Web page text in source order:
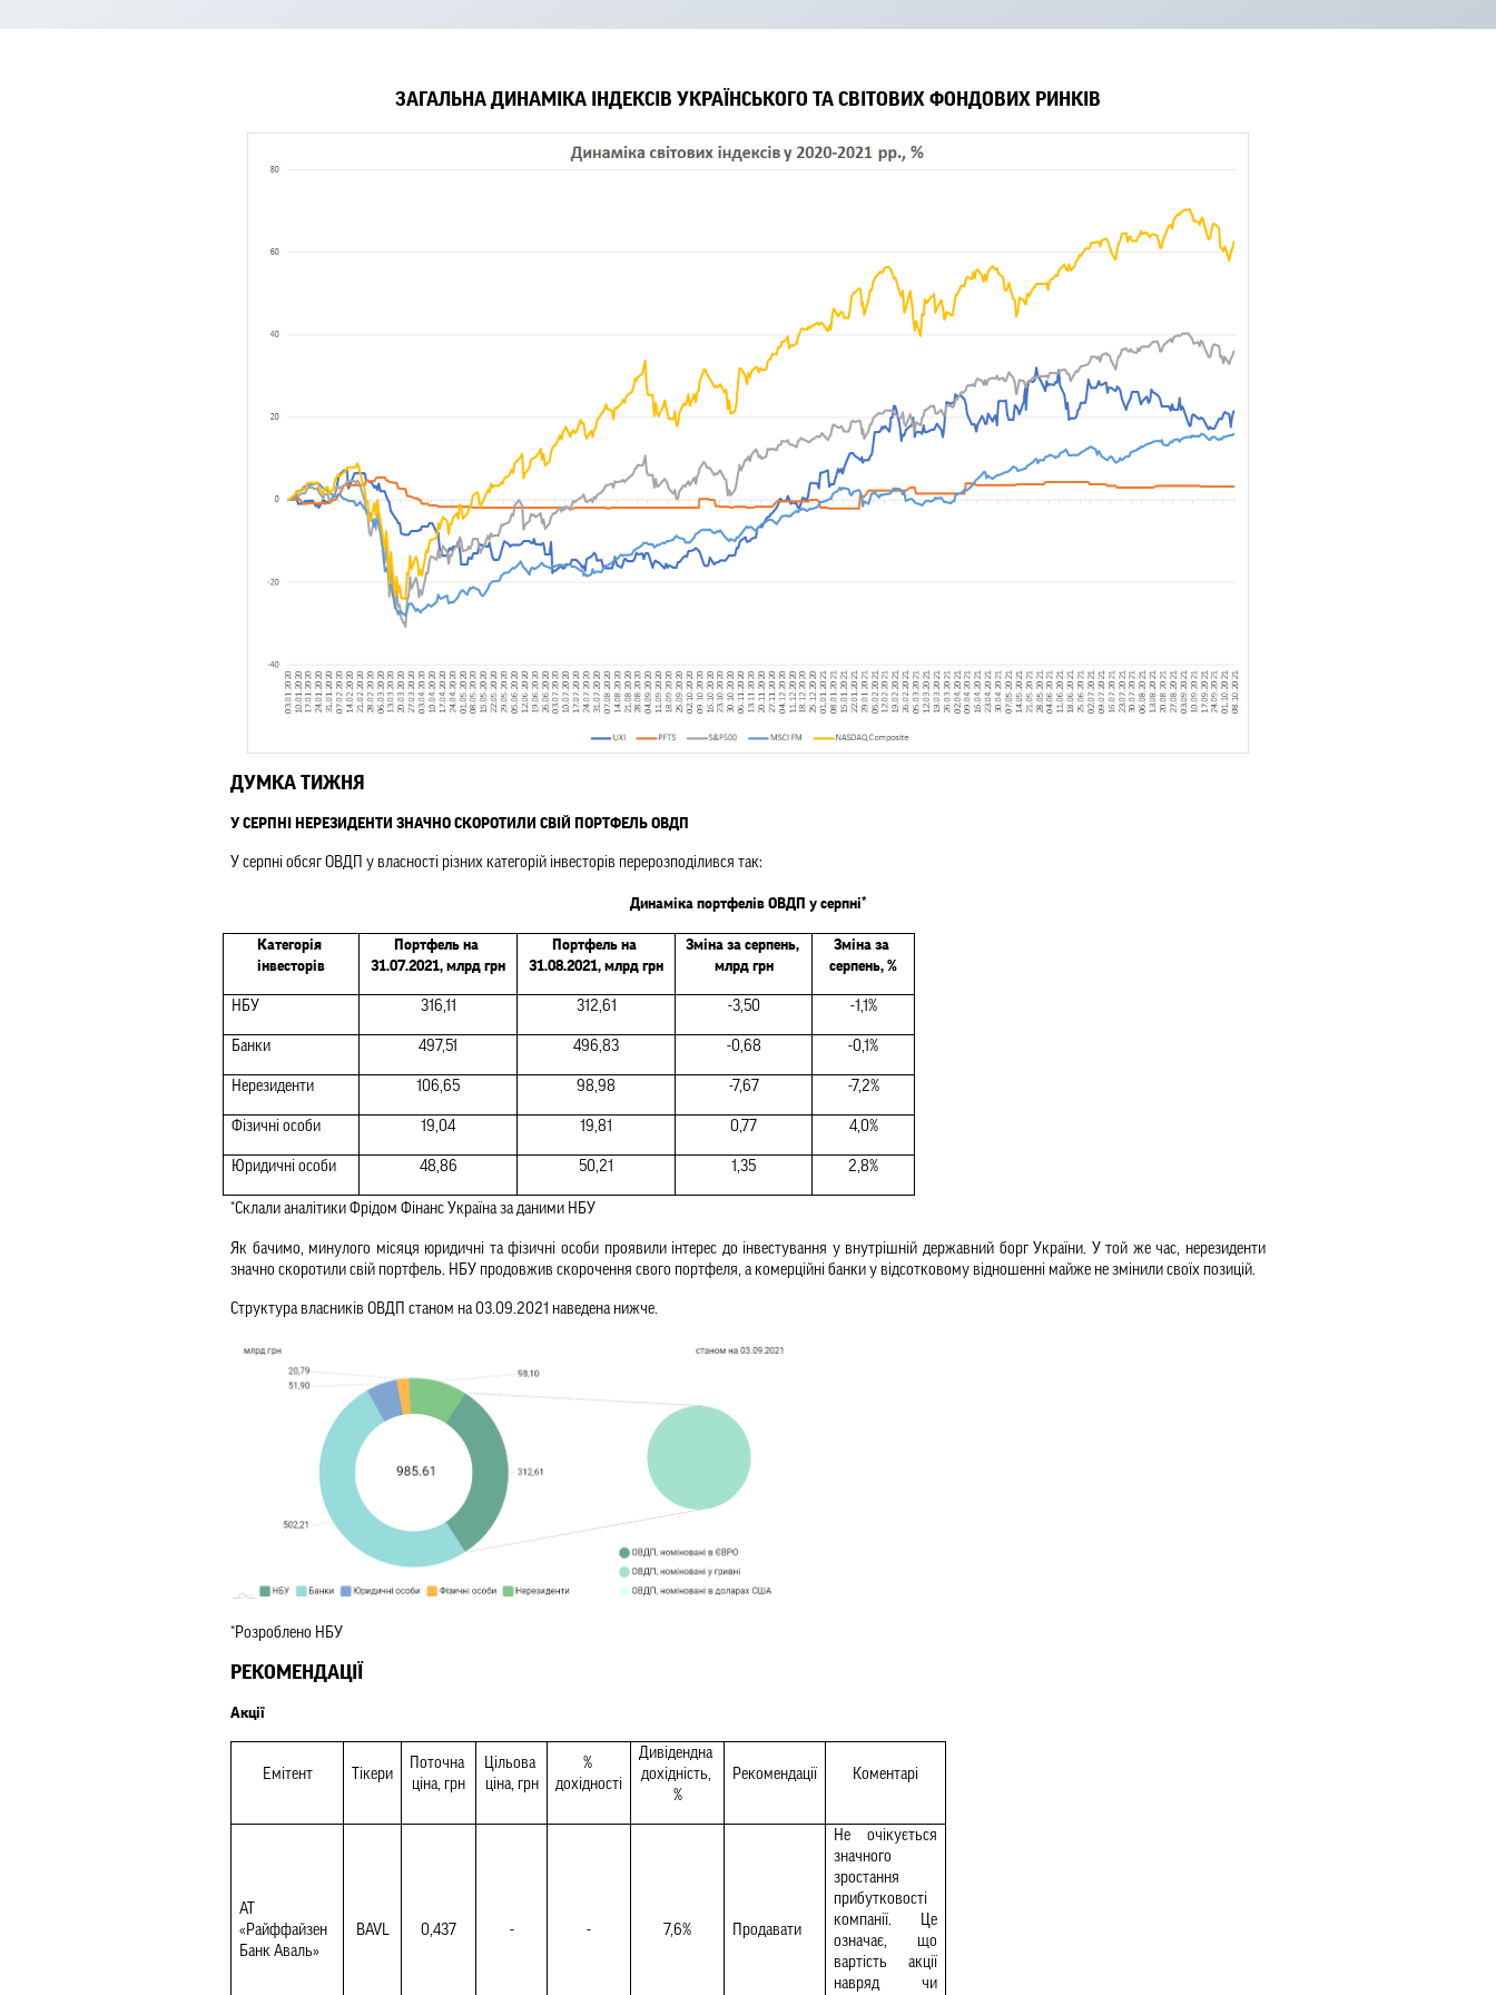
ЗАГАЛЬНА ДИНАМІКА ІНДЕКСІВ УКРАЇНСЬКОГО ТА СВІТОВИХ ФОНДОВИХ РИНКІВ
ДУМКА ТИЖНЯ
У СЕРПНІ НЕРЕЗИДЕНТИ ЗНАЧНО СКОРОТИЛИ СВІЙ ПОРТФЕЛЬ ОВДП
У серпні обсяг ОВДП у власності різних категорій інвесторів перерозподілився так:
Динаміка портфелів ОВДП у серпні*
Категорія
інвесторів
Портфель на
31.07.2021, млрд грн
Портфель на
31.08.2021, млрд грн
Зміна за серпень,
млрд грн
Зміна за
серпень, %
НБУ 316,11 312,61 -3,50 -1,1%
Банки 497,51 496,83 -0,68 -0,1%
Нерезиденти 106,65 98,98 -7,67 -7,2%
Фізичні особи 19,04 19,81 0,77 4,0%
Юридичні особи 48,86 50,21 1,35 2,8%
*Склали аналітики Фрідом Фінанс Україна за даними НБУ
Як бачимо, минулого місяця юридичні та фізичні особи проявили інтерес до інвестування у внутрішній державний борг України. У той же час, нерезиденти
значно скоротили свій портфель. НБУ продовжив скорочення свого портфеля, а комерційні банки у відсотковому відношенні майже не змінили своїх позицій.
Структура власників ОВДП станом на 03.09.2021 наведена нижче.
*Розроблено НБУ
РЕКОМЕНДАЦІЇ
Акції
Емітент Тікери
Поточна
ціна, грн
Цільова
ціна, грн
%
дохідності
Дивідендна
дохідність,
%
Рекомендації Коментарі
АТ
«Райффайзен
Банк Аваль»
BAVL 0,437 - - 7,6% Продавати
Не очікується
значного
зростання
прибутковості
компанії. Це
означає, що
вартість акції
навряд чи